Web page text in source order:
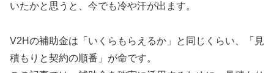
いたかと思うと、今でも冷や汗が出ます。
V2Hの補助金は「いくらもらえるか」と同じくらい、「見
積もりと契約の順番」が命です。